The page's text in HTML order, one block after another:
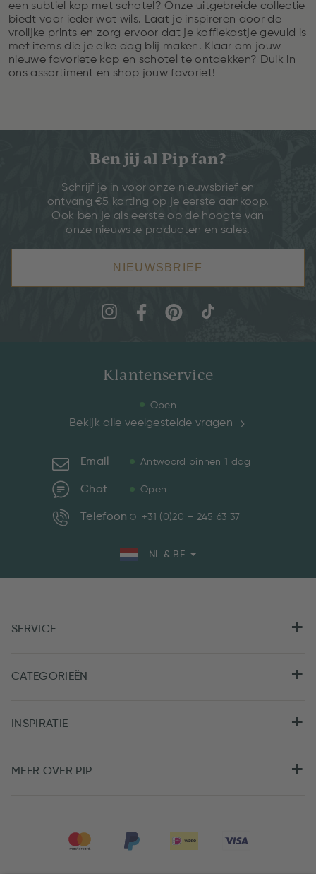
een subtiel kop met schotel? Onze uitgebreide collectie
biedt voor ieder wat wils. Laat je inspireren door de
vrolijke prints en zorg ervoor dat je koffiekastje gevuld is
met items die je elke dag blij maken. Klaar om jouw
nieuwe favoriete kop en schotel te ontdekken? Duik in
ons assortiment en shop jouw favoriet!
Ben jij al Pip fan?
Schrijf je in voor onze nieuwsbrief en
ontvang €5 korting op je eerste aankoop.
Ook ben je als eerste op de hoogte van
onze nieuwste producten en sales.
NIEUWSBRIEF
Klantenservice
Open
Bekijk alle veelgestelde vragen
Email Antwoord binnen 1 dag
Chat Open
Telefoon +31 (0)20 – 245 63 37
NL & BE
SERVICE
CATEGORIEËN
INSPIRATIE
MEER OVER PIP